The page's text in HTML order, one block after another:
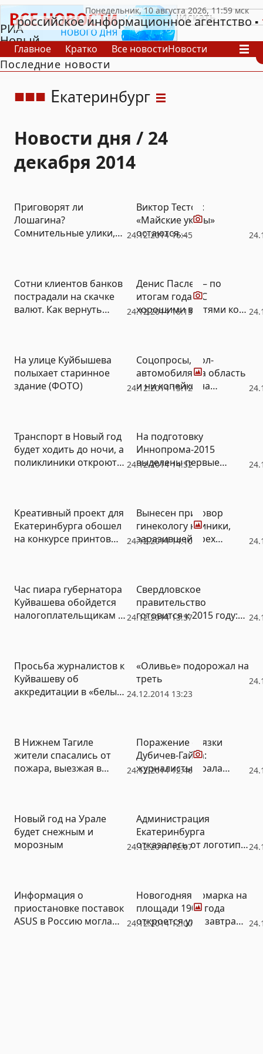
РИА
Новый
День
российское информационное агентство
Главное Кратко Все новостиНовости
В России
В мире
Последние новости
Екатеринбург
Новости дня / 24
декабря 2014
24.12.2014 16:45
Приговорят ли
Лошагина?
Сомнительные улики,
Видео
Виктор Тестов:
«Майские указы»
остаются
24.12.2014 16:13
Сотни клиентов банков
пострадали на скачке
валют. Как вернуть
Видео
Денис Паслер – по
итогам года: «С
хорошими вестями ко
24.12.2014 15:12
На улице Куйбышева
полыхает старинное
здание (ФОТО)
Фото
Соцопросы, пол-
автомобиля на область
и ни копейки на
Урале
24.12.2014 14:52
Транспорт в Новый год
будет ходить до ночи, а
поликлиники откроются
На подготовку
Иннопрома-2015
выделены первые
24.12.2014 14:10
Креативный проект для
Екатеринбурга обошел
на конкурсе принтов
Фото
Вынесен приговор
гинекологу клиники,
заразившей трех
24.12.2014 13:57
Час пиара губернатора
Куйвашева обойдется
налогоплательщикам в
Свердловское
правительство
готовится к 2015 году:
бюджета
24.12.2014 13:23
Просьба журналистов к
Куйвашеву об
аккредитации в «белый
«Оливье» подорожал на
треть
24.12.2014 12:46
В Нижнем Тагиле
жители спасались от
пожара, выезжая в
Видео
Поражение связки
Дубичев-Гайда:
журналисты Урала
24.12.2014 12:07
Новый год на Урале
будет снежным и
морозным
Администрация
Екатеринбурга
отказалась от логотипа
24.12.2014 12:00
Информация о
приостановке поставок
ASUS в Россию могла
Фото
Новогодняя ярмарка на
площади 1905 года
откроется уже завтра